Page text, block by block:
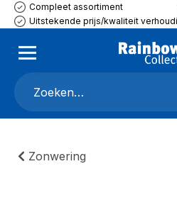
Compleet assortiment
Uitstekende prijs/kwaliteit
Zonwering